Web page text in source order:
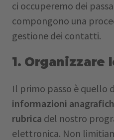
ci occuperemo dei
compongono una
gestione dei contatti.
1. Organizzare
Il primo passo è quello
informazioni
rubrica del nostro
elettronica. Non